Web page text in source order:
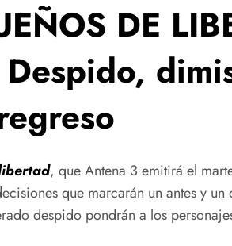
DE
, que Antena 3 emitirá el
que marcarán un antes y
despido pondrán a los